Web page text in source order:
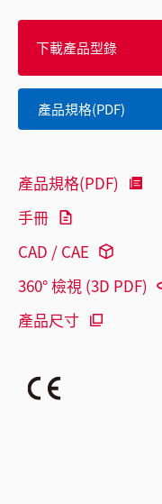
下載產品型錄
產品規格(PDF)
產品規格(PDF)
手冊
CAD / CAE
360° 檢視 (3D PDF)
產品尺寸